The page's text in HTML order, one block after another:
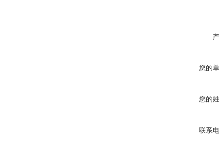
您的
您的
联系